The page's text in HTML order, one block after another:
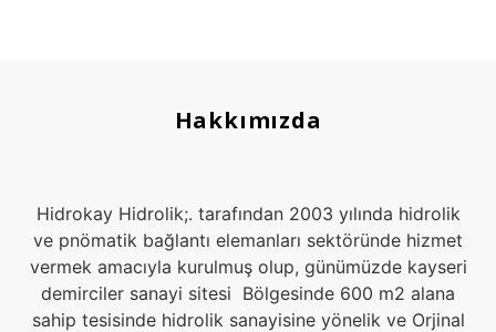
Hakkımızda
Hidrokay Hidrolik;. tarafından 2003 yılında hidrolik
ve pnömatik bağlantı elemanları sektöründe hizmet
vermek amacıyla kurulmuş olup, günümüzde kayseri
demirciler sanayi sitesi Bölgesinde 600 m2 alana
sahip tesisinde hidrolik sanayisine yönelik ve Orjinal